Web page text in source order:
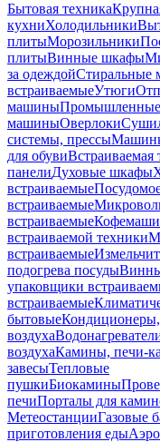
Бытовая техника
кухниХолодильники
плитыМорозильники
плитыВинные шкафы
за одеждойСтиральные
встраиваемыеУтюги
машины
машиныОверлоки
системы, прессы
для обувиВстраиваемая
панелиДуховые шкафы
встраиваемые
встраиваемые
встраиваемые
встраиваемой техники
встраиваемые
подогрева посуды
упаковщики
встраиваемые
бытовые
воздуха
воздухаКамины, печи-
завесыТепловые
пушкиБиокамины
печиПорталы для
МетеостанцииГазовые
приготовления еды